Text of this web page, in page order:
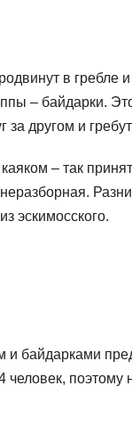
в гребле
– байдарки.
за другом и
каяком – так
эскимосского.
и байдарками
человек,